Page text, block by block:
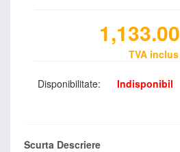
1,133.00
TVA inclus
Disponibilitate: Indisponibil
Scurta Descriere